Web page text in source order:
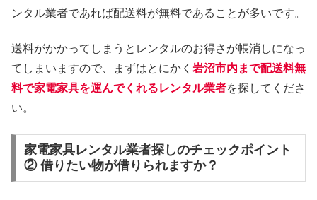
ンタル業者であれば配送料が無料であることが多いです。
送料がかかってしまうとレンタルのお得さが帳消しになっ
てしまいますので、まずはとにかく 岩沼市内まで配送料無
料で家電家具を運んでくれるレンタル業者を探してくださ
い。
家電家具レンタル業者探しのチェックポイント
② 借りたい物が借りられますか？